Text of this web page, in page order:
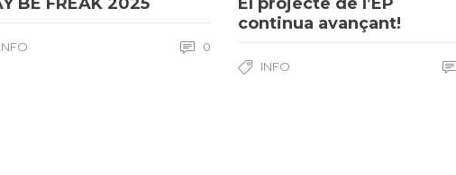
BE FREAK 2025
INFO 0
El projecte de l’EP
continua avançant!
INFO